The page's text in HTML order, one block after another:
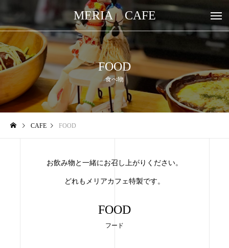
MERIA CAFE
FOOD
食べ物
CAFE FOOD
お飲み物と一緒にお召し上がりください。
どれもメリアカフェ特製です。
FOOD
フード